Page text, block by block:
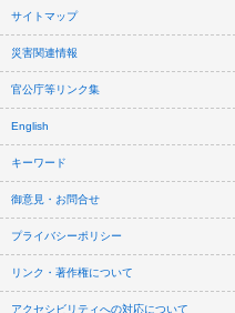
サイトマップ
災害関連情報
官公庁等リンク集
English
キーワード
御意見・お問合せ
プライバシーポリシー
リンク・著作権について
アクセシビリティへの対応について